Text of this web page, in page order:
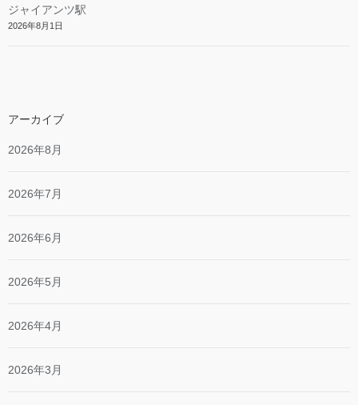
ジャイアンツ駅
2026年8月1日
アーカイブ
2026年8月
2026年7月
2026年6月
2026年5月
2026年4月
2026年3月